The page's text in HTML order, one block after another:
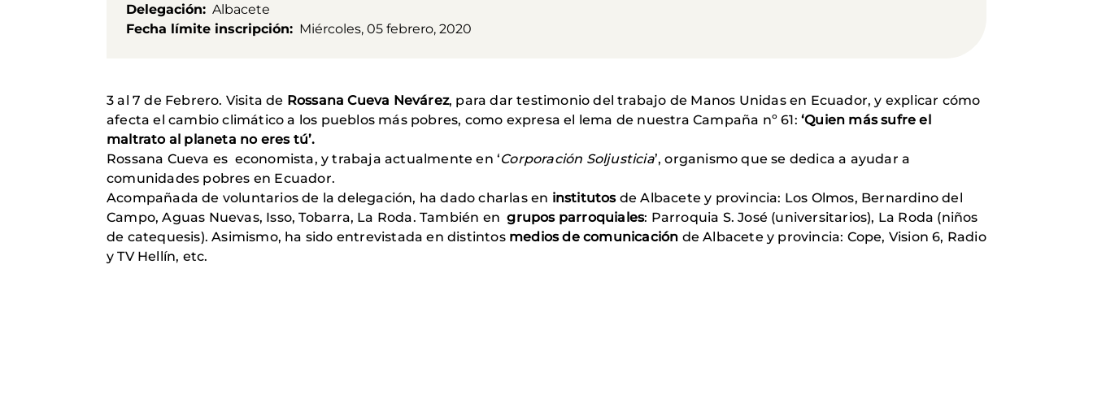
Delegación
Albacete
Fecha límite inscripción
Miércoles, 05 febrero, 2020
3 al 7 de Febrero. Visita de Rossana Cueva Nevárez, para dar testimonio del trabajo de Manos Unidas en Ecuador, y explicar cómo
afecta el cambio climático a los pueblos más pobres, como expresa el lema de nuestra Campaña nº 61:‘Quien más sufre el
maltrato al planeta no eres tú’.
Rossana Cueva es economista, y trabaja actualmente en ‘Corporación Soljusticia’, organismo que se dedica a ayudar a
comunidades pobres en Ecuador.
Acompañada de voluntarios de la delegación, ha dado charlas en institutosde Albacete y provincia: Los Olmos, Bernardino del
Campo, Aguas Nuevas, Isso, Tobarra, La Roda. También engrupos parroquiales: Parroquia S. José (universitarios), La Roda (niños
de catequesis). Asimismo, ha sido entrevistada en distintos medios de comunicación de Albacete y provincia: Cope, Vision 6, Radio
y TV Hellín, etc.